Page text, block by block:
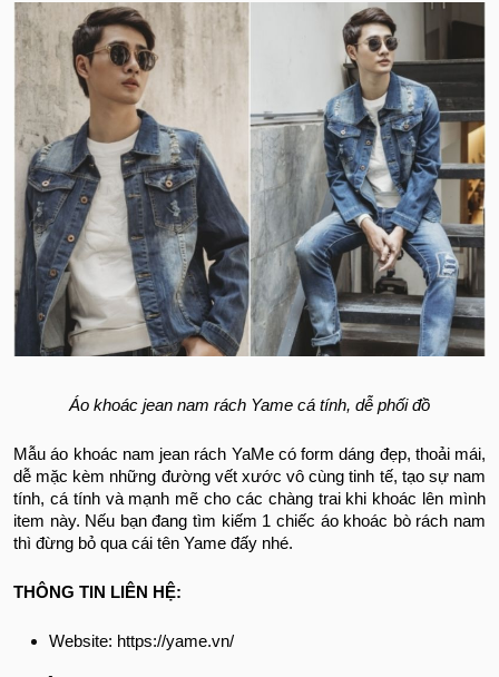
Áo khoác jean nam rách Yame cá tính, dễ phối đồ
Mẫu áo khoác nam jean rách YaMe có form dáng đẹp, thoải mái,
dễ mặc kèm những đường vết xước vô cùng tinh tế, tạo sự nam
tính, cá tính và mạnh mẽ cho các chàng trai khi khoác lên mình
item này. Nếu bạn đang tìm kiếm 1 chiếc áo khoác bò rách nam
thì đừng bỏ qua cái tên Yame đấy nhé.
THÔNG TIN LIÊN HỆ:
Website: https://yame.vn/